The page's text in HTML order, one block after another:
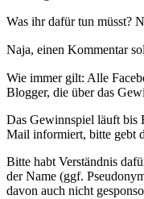
Was ihr dafür tun müsst?
Naja, einen Kommentar
Wie immer gilt: Alle
Blogger, die über das
Das Gewinnspiel läuft bis
Mail informiert, bitte gebt
Bitte habt Verständnis
der Name (ggf.
davon auch nicht